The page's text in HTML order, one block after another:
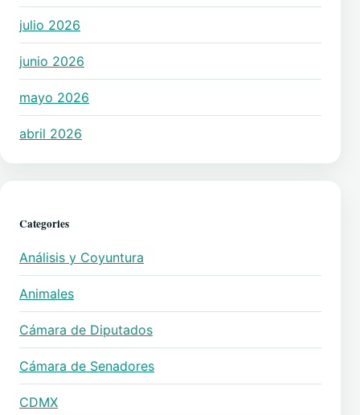
julio 2026
junio 2026
mayo 2026
abril 2026
Categories
Análisis y Coyuntura
Animales
Cámara de Diputados
Cámara de Senadores
CDMX